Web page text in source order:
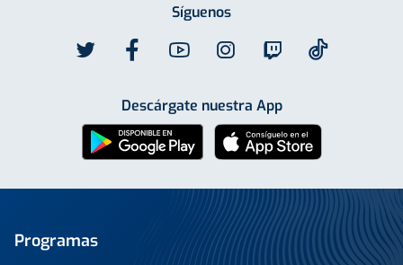
Síguenos
Descárgate nuestra App
Programas